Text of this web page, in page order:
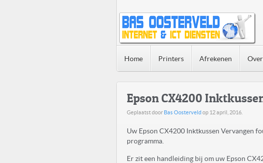
Home Printers Afrekenen
Epson CX4200
Geplaatst door Bas Oosterveldop 12 april, 2016
Uw Epson CX4200 Inktkussen Vervangen
programma.
Er zit een handleiding bij om uw Epson